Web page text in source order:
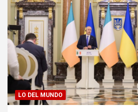
LO DEL MUNDO